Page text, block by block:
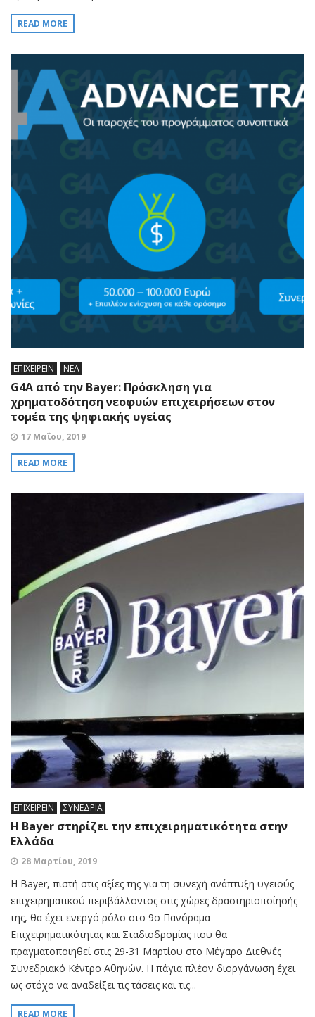
READ MORE
ΕΠΙΧΕΙΡΕΙΝ ΝΕΑ
G4A από την Bayer: Πρόσκληση για
χρηματοδότηση νεοφυών επιχειρήσεων στον
τομέα της ψηφιακής υγείας
17 Μαΐου, 2019
READ MORE
ΕΠΙΧΕΙΡΕΙΝ ΣΥΝΕΔΡΙΑ
Η Bayer στηρίζει την επιχειρηματικότητα στην
Ελλάδα
28 Μαρτίου, 2019
Η Bayer, πιστή στις αξίες της για τη συνεχή ανάπτυξη υγειούς
επιχειρηματικού περιβάλλοντος στις χώρες δραστηριοποίησής
της, θα έχει ενεργό ρόλο στο 9ο Πανόραμα
Επιχειρηματικότητας και Σταδιοδρομίας που θα
πραγματοποιηθεί στις 29-31 Μαρτίου στο Μέγαρο Διεθνές
Συνεδριακό Κέντρο Αθηνών. Η πάγια πλέον διοργάνωση έχει
ως στόχο να αναδείξει τις τάσεις και τις...
READ MORE